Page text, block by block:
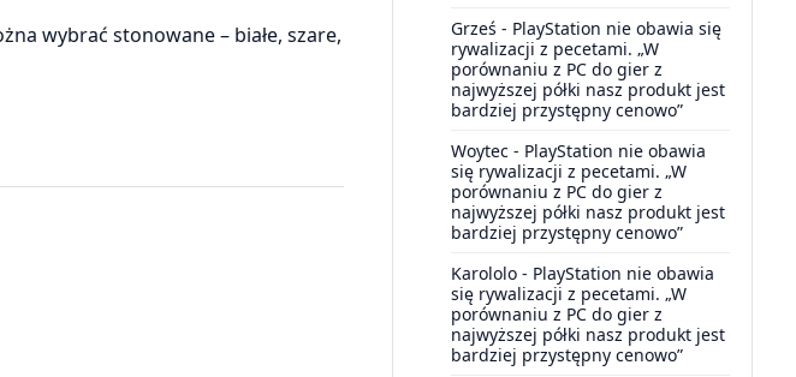
wybrać stonowane – białe, szare,
Grześ - PlayStation nie obawia się
rywalizacji z pecetami. „W
porównaniu z PC do gier z
najwyższej półki nasz produkt jest
bardziej przystępny cenowo”
Woytec - PlayStation nie obawia
się rywalizacji z pecetami. „W
porównaniu z PC do gier z
najwyższej półki nasz produkt jest
bardziej przystępny cenowo”
Karololo - PlayStation nie obawia
się rywalizacji z pecetami. „W
porównaniu z PC do gier z
najwyższej półki nasz produkt jest
bardziej przystępny cenowo”